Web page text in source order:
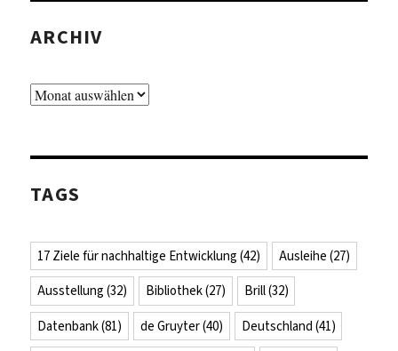
ARCHIV
Archiv
TAGS
17 Ziele für nachhaltige Entwicklung (42) Ausleihe (27)
Ausstellung (32) Bibliothek(27) Brill(32)
Datenbank(81) de Gruyter(40) Deutschland (41)